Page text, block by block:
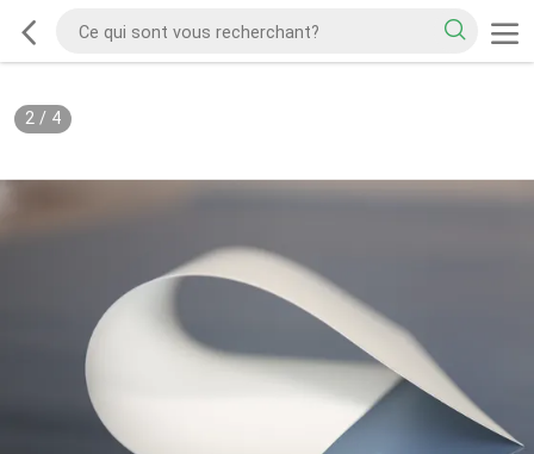
2/ 4